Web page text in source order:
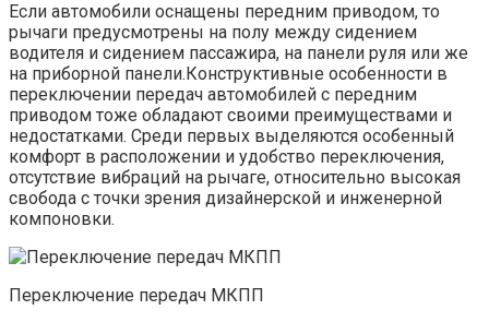
Если автомобили оснащены передним приводом, то
рычаги предусмотрены на полу между сидением
водителя и сидением пассажира, на панели руля или же
на приборной панели.Конструктивные особенности в
переключении передач автомобилей с передним
приводом тоже обладают своими преимуществами и
недостатками. Среди первых выделяются особенный
комфорт в расположении и удобство переключения,
отсутствие вибраций на рычаге, относительно высокая
свобода с точки зрения дизайнерской и инженерной
компоновки.
Переключение передач МКПП